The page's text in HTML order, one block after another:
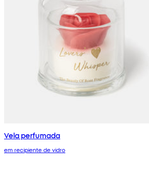
Vela perfumada
em recipiente de vidro